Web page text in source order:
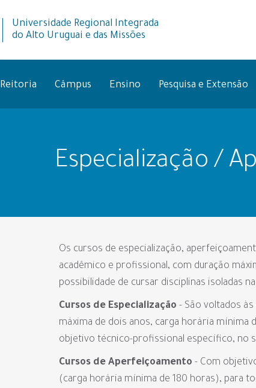
Universidade Regional Integrada
do Alto Uruguai e das Missões
Reitoria Câmpus Ensino Pesquisa e Extensão
Especialização /
Os cursos de especialização,
acadêmico e profissional, com duração
possibilidade de cursar disciplinas isoladas
Cursos de Especialização - São voltados
máxima de dois anos, carga horária mínima
objetivo técnico-profissional específico, no
Cursos de Aperfeiçoamento - Com
(carga horária mínima de 180 horas), para